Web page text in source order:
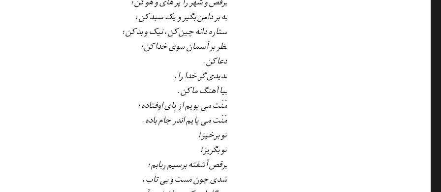
به بر دامن بگیر و یک سبد كن؛
ستاره دانه چین كن، نیک و بد كن؛
نظر بر آسمان سوی خدا كن؛
دعا كن.
ندیدی گر خدا را،
بیا آهنگ ما كن.
مَنَت می پویم از پای اوفتاده؛
مَنَت می پایم اندر جام باده.
تو برخیز!
تو بگریز!
برقص آشفته برسیم ربابم؛
شدی چون مست و بی تاب،